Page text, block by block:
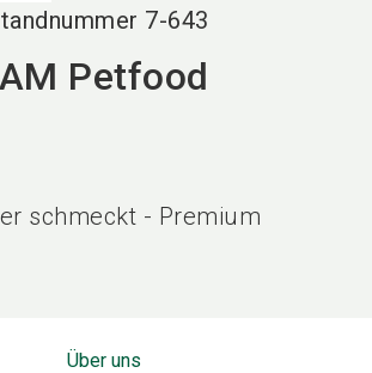
7-643
Petfood
schmeckt - Premium
Über uns